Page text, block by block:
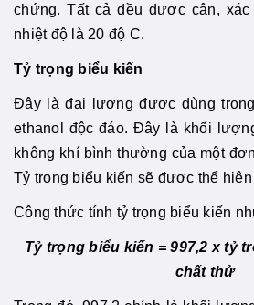
chứng. Tất cả đều được cân,
nhiệt độ là 20 độ C.
Tỷ trọng biểu kiến
Đây là đại lượng được dùng
ethanol độc đáo. Đây là khối
không khí bình thường của một
Tỷ trọng biểu kiến sẽ được thể
Công thức tính tỷ trọng biểu kiến
Tỷ trọng biểu kiến = 997,2 x tỷ
chất thử